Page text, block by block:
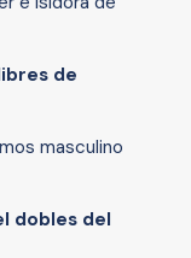
de
masculino
dobles del